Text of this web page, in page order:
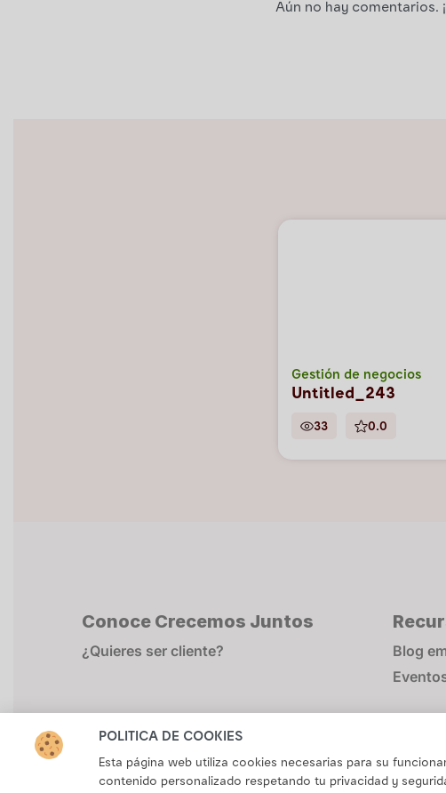
Aún no hay comentarios.
Gestión de negocios
Untitled_243
33 0.0
Conoce Crecemos Juntos
¿Quieres ser cliente?
Blog
POLÍTICA DE COOKIES
Esta página web utiliza cookies necesarias para su
contenido personalizado respetando tu privacidad y